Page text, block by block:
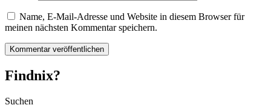
Name, E-Mail-Adresse und Website in diesem Browser für
meinen nächsten Kommentar speichern.
Findnix?
Suchen